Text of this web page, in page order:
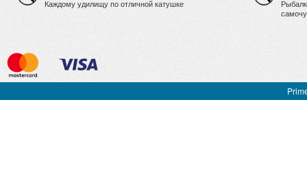
Каждому удилищу по отличной катушке